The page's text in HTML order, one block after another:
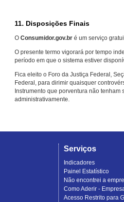
11. Disposições Finais
O Consumidor.gov.br é um serviço
O presente termo vigorará por tempo
período em que o sistema estiver
Fica eleito o Foro da Justiça Federal,
Federal, para dirimir quaisquer
Instrumento que porventura não tenham
administrativamente.
Serviços
Indicadores
Painel Estatístico
Não encontrei a
Como Aderir -
Acesso Restrito para